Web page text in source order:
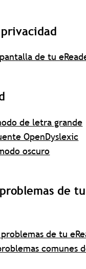
de tu
de letra grande
OpenDyslexic
oscuro
de
de tu
comunes